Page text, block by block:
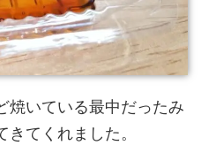
焼いている最中だったみ
てくれました。